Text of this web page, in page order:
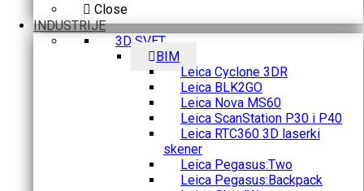
Close
INDUSTRIJE
3D SVET
BIM
Leica Cyclone 3DR
Leica BLK2GO
Leica Nova MS60
Leica ScanStation P30 i P40
Leica RTC360 3D laserki
skener
Leica Pegasus:Two
Leica Pegasus:Backpack